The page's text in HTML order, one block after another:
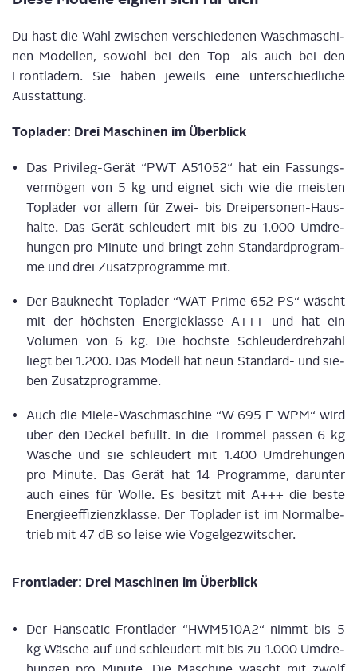
Du hast die Wahl zwi­schen ver­schie­de­nen Wasch­ma­schi­
nen-Model­len, sowohl bei den Top- als auch bei den
Front­la­dern. Sie haben jeweils eine unter­schied­li­che
Ausstattung.
Top­la­der: Drei Maschi­nen im Überblick
Das Pri­vi­leg-Gerät “PWT A51052“ hat ein Fas­sungs­
ver­mö­gen von 5 kg und eig­net sich wie die meis­ten
Top­la­der vor allem für Zwei- bis Drei­per­so­nen-Haus­
hal­te. Das Gerät schleu­dert mit bis zu 1.000 Umdre­
hun­gen pro Minu­te und bringt zehn Stan­dard­pro­gram­
me und drei Zusatz­pro­gram­me mit.
Der Bau­knecht-Top­la­der “WAT Prime 652 PS“ wäscht
mit der höchs­ten Ener­gie­klas­se A+++ und hat ein
Volu­men von 6 kg. Die höchs­te Schleu­der­dreh­zahl
liegt bei 1.200. Das Modell hat neun Stan­dard- und sie­
ben Zusatzprogramme.
Auch die Mie­le-Wasch­ma­schi­ne “W 695 F WPM“ wird
über den Deckel befüllt. In die Trom­mel pas­sen 6 kg
Wäsche und sie schleu­dert mit 1.400 Umdre­hun­gen
pro Minu­te. Das Gerät hat 14 Pro­gram­me, dar­un­ter
auch eines für Wol­le. Es besitzt mit A+++ die bes­te
Ener­gie­ef­fi­zi­enz­klas­se. Der Top­la­der ist im Nor­mal­be­
trieb mit 47 dB so lei­se wie Vogelgezwitscher.
Front­la­der: Drei Maschi­nen im Überblick
Der Han­sea­tic-Front­la­der “HWM510A2“ nimmt bis 5
kg Wäsche auf und schleu­dert mit bis zu 1.000 Umdre­